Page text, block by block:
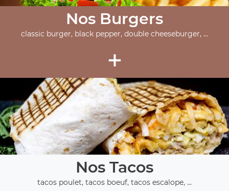
Nos Burgers
classic burger, black pepper, double cheeseburger, ...
+
Nos Tacos
tacos poulet, tacos boeuf, tacos escalope, ...